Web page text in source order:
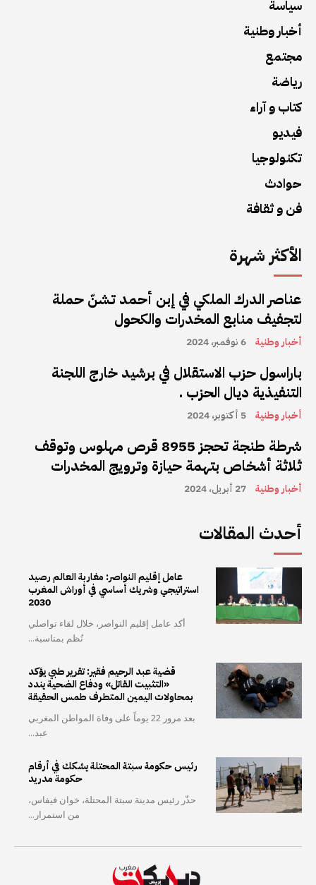
سياسة
أخبار وطنية
مجتمع
رياضة
كتاب و آراء
فيديو
تكنولوجيا
حوادث
فن و ثقافة
الأكثر شهرة
عناصر الدرك الملكي في إبن أحمد تشنّ حملة
لتجفيف منابع المخدرات والكحول
أخبار وطنية 6 نوفمبر، 2024
باراسول حزب الاستقلال في برشيد خارج اللجنة
التنفيذية ديال الحزب .
أخبار وطنية 5 أكتوبر، 2024
شرطة طنجة تحجز 8955 قرص مهلوس وتوقف
ثلاثة أشخاص بتهمة حيازة وترويج المخدرات
أخبار وطنية 27 أبريل، 2024
أحدث المقالات
عامل إقليم النواصر: مغاربة العالم رصيد
استراتيجي وشريك أساسي في أوراش المغرب
2030
أكد عامل إقليم النواصر، خلال لقاء تواصلي
نُظم بمناسبة...
قضية عبد الرحيم فقير: تقرير طبي يؤكد
«التثبيت القاتل» ودفاع الضحية يندد
بمحاولات اليمين المتطرف طمس الحقيقة
بعد مرور 22 يوماً على وفاة المواطن المغربي
عبد...
رئيس حكومة سبتة المحتلة يشكك في أرقام
حكومة مدريد
حذّر رئيس مدينة سبتة المحتلة، خوان فيفاس،
من استمرار...